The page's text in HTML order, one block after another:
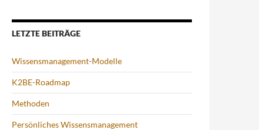
LETZTE BEITRÄGE
Wissensmanagement-Modelle
K2BE-Roadmap
Methoden
Persönliches Wissensmanagement